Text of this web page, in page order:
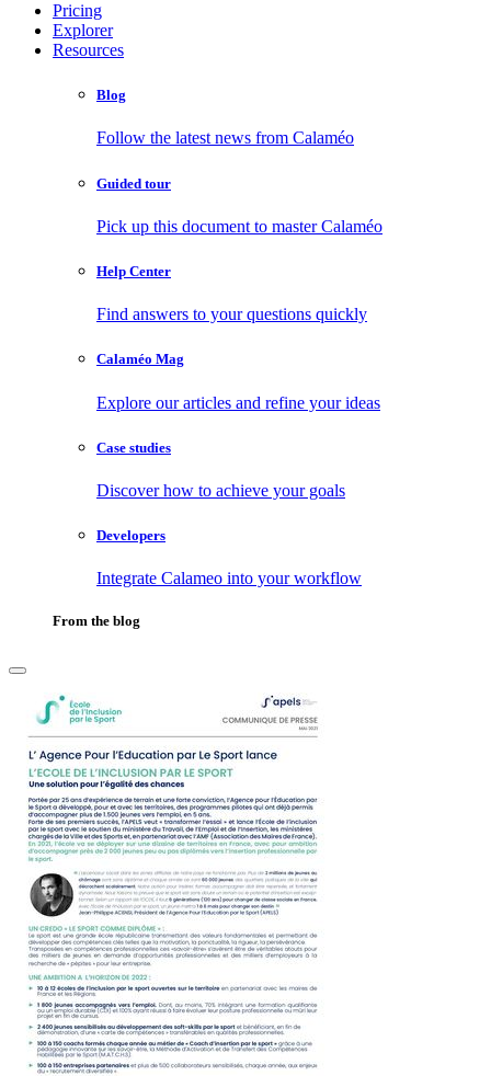
Pricing
Explorer
Resources
Blog
Follow the latest news from Calaméo
Guided tour
Pick up this document to master Calaméo
Help Center
Find answers to your questions quickly
Calaméo Mag
Explore our articles and refine your ideas
Case studies
Discover how to achieve your goals
Developers
Integrate Calameo into your workflow
From the blog